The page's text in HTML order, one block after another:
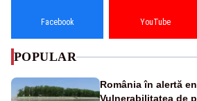
Facebook YouTube
POPULAR
România în alertă
Vulnerabilitatea de